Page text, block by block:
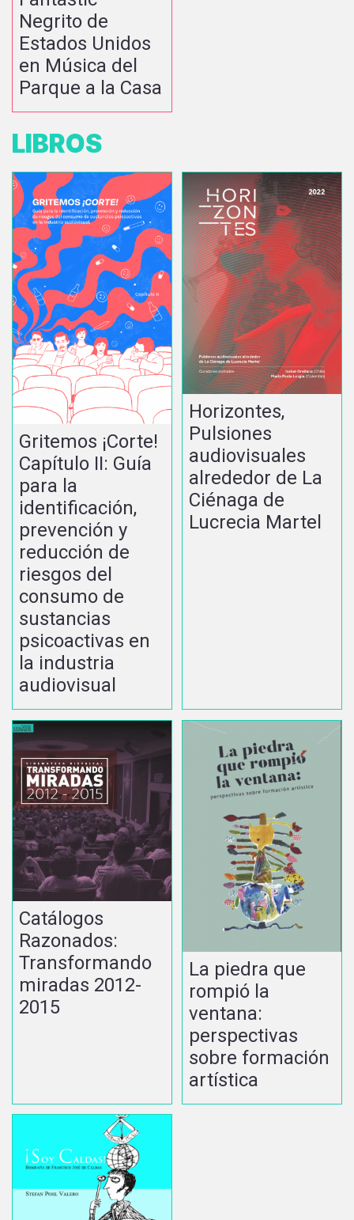
Negrito de
Estados Unidos
en Música del
Parque a la Casa
LIBROS
Gritemos ¡Corte!
Capítulo II: Guía
para la
identificación,
prevención y
reducción de
riesgos del
consumo de
sustancias
psicoactivas en
la industria
audiovisual
Horizontes,
Pulsiones
audiovisuales
alrededor de La
Ciénaga de
Lucrecia Martel
Catálogos
Razonados:
Transformando
miradas 2012-
2015
La piedra que
rompió la
ventana:
perspectivas
sobre formación
artística